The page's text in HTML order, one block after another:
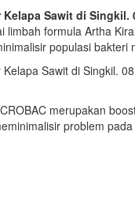
Sawit di Singkil.
limbah formula Artha
populasi
merupakan
problem pada